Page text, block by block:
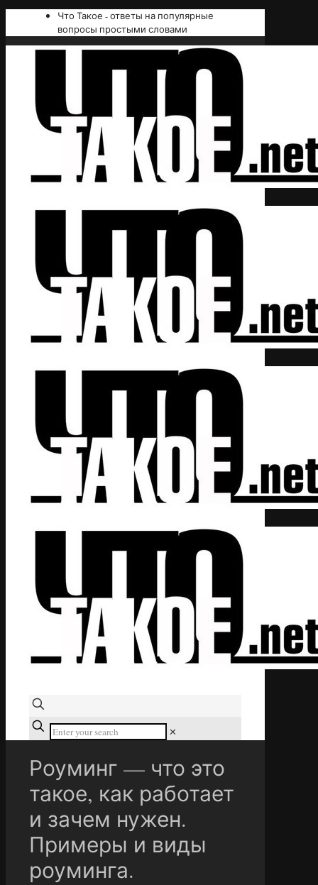
Что Такое - ответы на популярные
вопросы простыми словами
✕
Роуминг — что это
такое, как работает
и зачем нужен.
Примеры и виды
роуминга.